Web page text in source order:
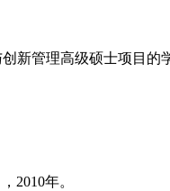
新管理高级硕士项目
2010年。